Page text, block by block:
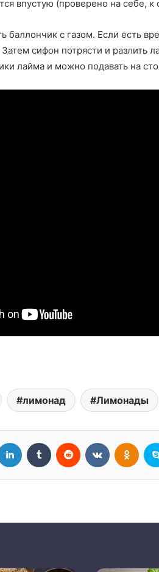
впустую (проверено на себе,
баллончик с газом. Если есть
сифон потрясти и разлить
лайма и можно подавать на
лимонад Лимонады
LinkedIn Tumblr Reddit Вконтакте